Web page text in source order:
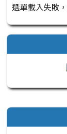
選單載入失敗
右邊區域內